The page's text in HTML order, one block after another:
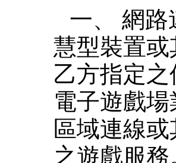
一、 網
慧型裝置
乙方指定
電子遊戲
區域連線
之遊戲服務